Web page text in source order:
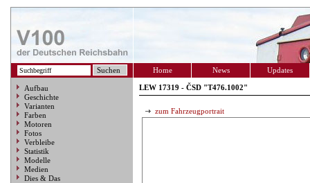
Home News Updates
Aufbau
Geschichte
Varianten
Farben
Motoren
Fotos
Verbleibe
Statistik
Modelle
Medien
Dies & Das
LEW 17319 - ČSD "T476.1002"
zum Fahrzeugportrait